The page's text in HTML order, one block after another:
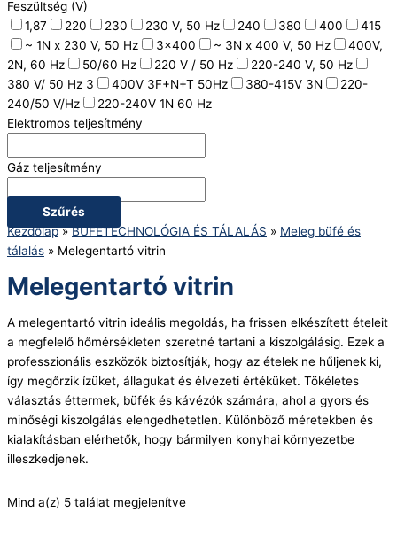
Feszültség (V)
1,87
220 230 230 V, 50 Hz 240 380 400
415
~ 1N x 230 V, 50 Hz
3x400 ~ 3N x 400 V, 50 Hz
400V,
2N, 60 Hz
50/60 Hz 220 V / 50 Hz
220-240 V, 50 Hz
380 V/ 50 Hz 3
400V 3F+N+T 50Hz 380-415V 3N
220-
240/50 V/Hz
220-240V 1N 60 Hz
Elektromos teljesítmény
Gáz teljesítmény
Szűrés
Kezdőlap»BÜFÉTECHNOLÓGIA ÉS TÁLALÁS » Meleg büfé és
tálalás » Melegentartó vitrin
Melegentartó vitrin
A melegentartó vitrin ideális megoldás, ha frissen elkészített ételeit
a megfelelő hőmérsékleten szeretné tartani a kiszolgálásig. Ezek a
professzionális eszközök biztosítják, hogy az ételek ne hűljenek ki,
így megőrzik ízüket, állagukat és élvezeti értéküket. Tökéletes
választás éttermek, büfék és kávézók számára, ahol a gyors és
minőségi kiszolgálás elengedhetetlen. Különböző méretekben és
kialakításban elérhetők, hogy bármilyen konyhai környezetbe
illeszkedjenek.
Mind a(z) 5 találat megjelenítve